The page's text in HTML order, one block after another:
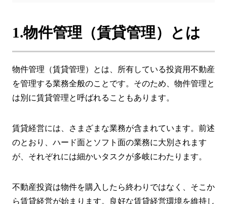
1.物件管理（賃貸管理）とは
物件管理（賃貸管理）とは、所有している投資用不動産
を管理する業務全般のことです。そのため、物件管理と
は別に賃貸管理と呼ばれることもあります。
賃貸経営には、さまざまな業務が含まれています。前述
のとおり、ハード面とソフト面の業務に大別されます
が、それぞれには細かいタスクが多岐にわたります。
不動産投資は物件を購入したら終わりではなく、そこか
ら賃貸経営が始まります。良好な賃貸経営環境を維持し